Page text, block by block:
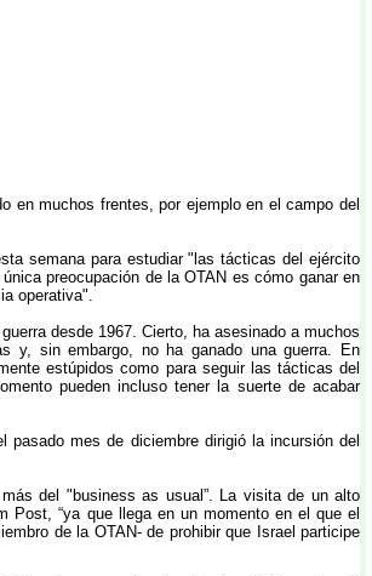
en muchos frentes, por ejemplo en el campo del
semana para estudiar "las tácticas del ejército
preocupación de la OTAN es cómo ganar en
operativa".
desde 1967. Cierto, ha asesinado a muchos
y, sin embargo, no ha ganado una guerra. En
estúpidos como para seguir las tácticas del
pueden incluso tener la suerte de acabar
mes de diciembre dirigió la incursión del
del "business as usual”. La visita de un alto
“ya que llega en un momento en el que el
de la OTAN- de prohibir que Israel participe